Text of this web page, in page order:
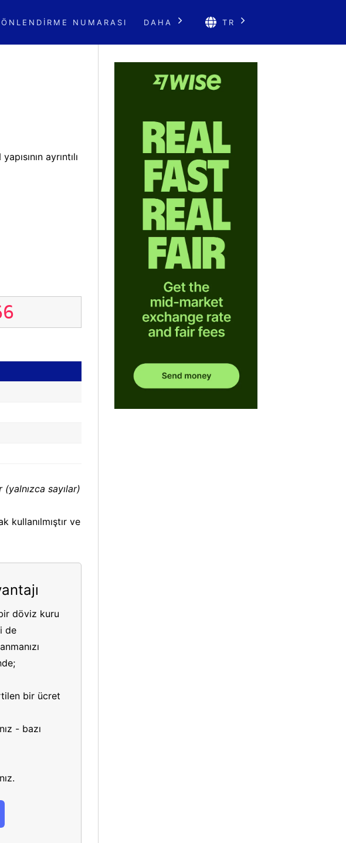
NUMARASI DAHA TR
ayrıntılı
sayılar)
kullanılmıştır ve
döviz kuru
de
bir ücret
- bazı